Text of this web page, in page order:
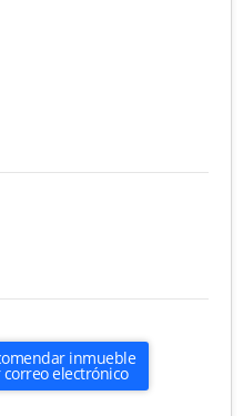
inmueble
correo electrónico